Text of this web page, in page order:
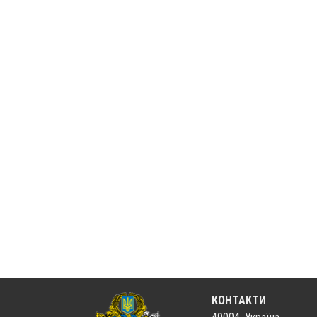
КОНТАКТИ